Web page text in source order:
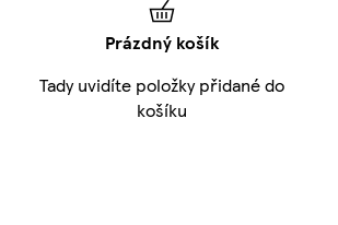
Prázdný košík
Tady uvidíte položky přidané do
košíku